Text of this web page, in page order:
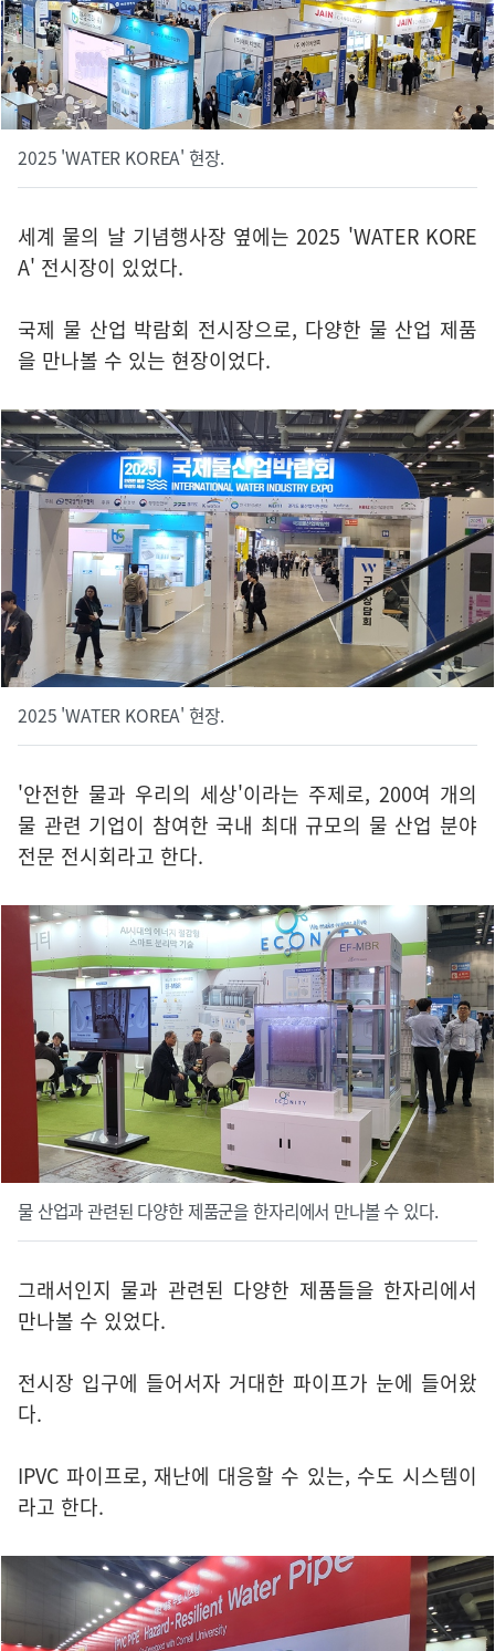
2025 'WATER KOREA' 현장.
세계 물의 날 기념행사장 옆에는 2025 'WATER KORE
A' 전시장이 있었다.
국제 물 산업 박람회 전시장으로, 다양한 물 산업 제품
을 만나볼 수 있는 현장이었다.
2025 'WATER KOREA' 현장.
'안전한 물과 우리의 세상'이라는 주제로, 200여 개의
물 관련 기업이 참여한 국내 최대 규모의 물 산업 분야
전문 전시회라고 한다.
물 산업과 관련된 다양한 제품군을 한자리에서 만나볼 수 있다.
그래서인지 물과 관련된 다양한 제품들을 한자리에서
만나볼 수 있었다.
전시장 입구에 들어서자 거대한 파이프가 눈에 들어왔
다.
IPVC 파이프로, 재난에 대응할 수 있는, 수도 시스템이
라고 한다.